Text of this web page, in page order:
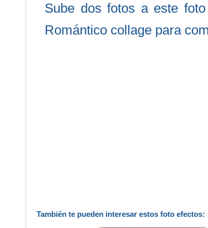
Sube dos fotos a este
Romántico collage para
También te pueden interesar estos foto efectos: